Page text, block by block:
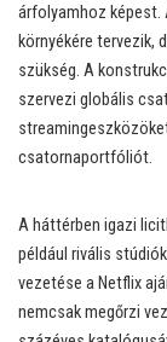
árfolyamhoz képest.
környékére tervezik,
szükség. A
szervezi globális
csatornaportfóliót.
A háttérben igazi
például rivális
vezetése a Netflix
nemcsak megőrzi